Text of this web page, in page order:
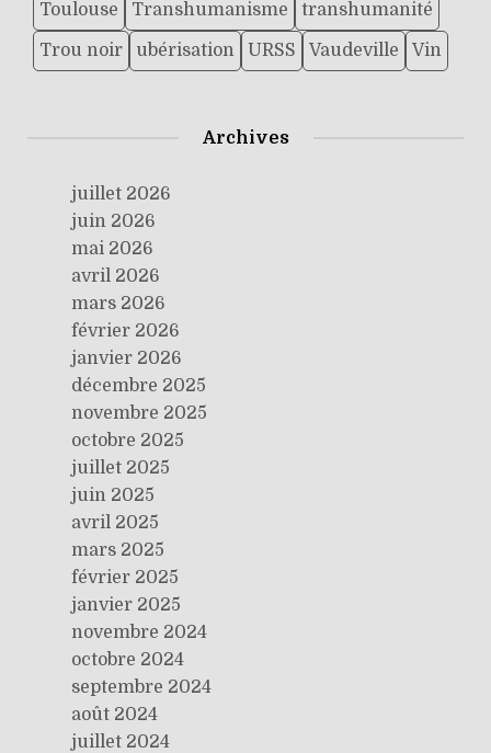
Toulouse Transhumanisme transhumanité
Trou noir ubérisation URSS Vaudeville Vin
Archives
juillet 2026
juin 2026
mai 2026
avril 2026
mars 2026
février 2026
janvier 2026
décembre 2025
novembre 2025
octobre 2025
juillet 2025
juin 2025
avril 2025
mars 2025
février 2025
janvier 2025
novembre 2024
octobre 2024
septembre 2024
août 2024
juillet 2024